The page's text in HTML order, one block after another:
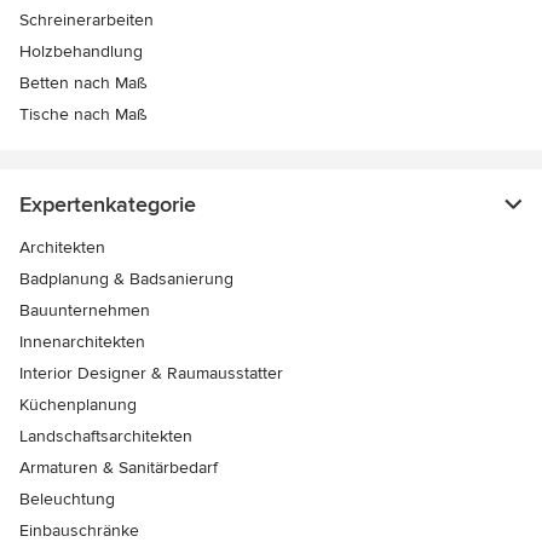
Schreinerarbeiten
Holzbehandlung
Betten nach Maß
Tische nach Maß
Expertenkategorie
Architekten
Badplanung & Badsanierung
Bauunternehmen
Innenarchitekten
Interior Designer & Raumausstatter
Küchenplanung
Landschaftsarchitekten
Armaturen & Sanitärbedarf
Beleuchtung
Einbauschränke